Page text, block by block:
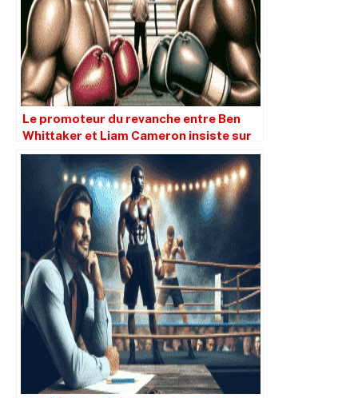
Le promoteur du revanche entre Ben
Whittaker et Liam Cameron insiste sur
le fait que le combat se déroulera sur
10 rounds.